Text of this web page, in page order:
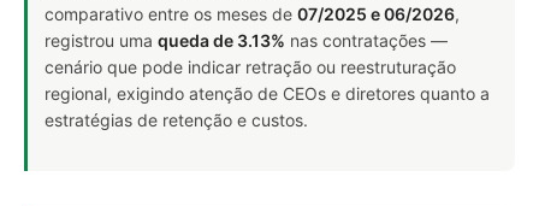
comparativo entre os meses de 07/2025 e 06/2026,
registrou uma queda de 3.13% nas contratações —
cenário que pode indicar retração ou reestruturação
regional, exigindo atenção de CEOs e diretores quanto a
estratégias de retenção e custos.